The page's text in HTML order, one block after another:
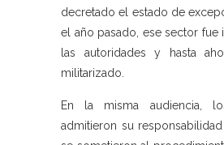
decretado el estado de
el año pasado, ese sector fue
las autoridades y hasta
militarizado.
En la misma audiencia,
admitieron su